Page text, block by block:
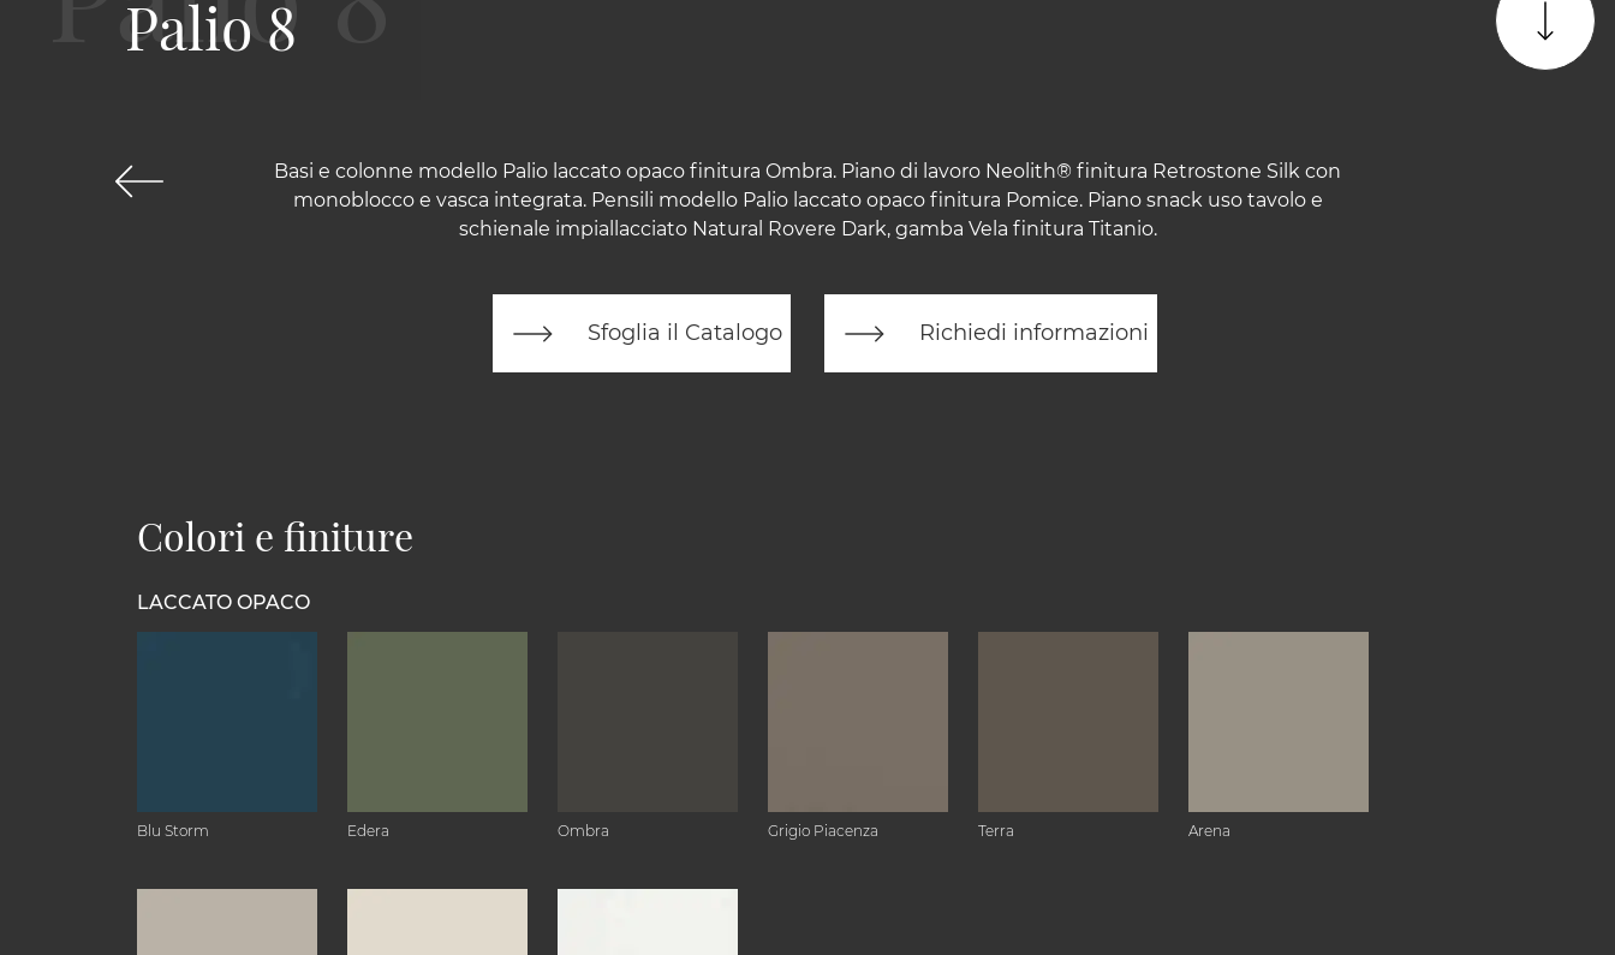
Basi e colonne modello Palio laccato opaco finitura Ombra. Piano di lavoro Neolith® finitura Retrostone Silk con
monoblocco e vasca integrata. Pensili modello Palio laccato opaco finitura Pomice. Piano snack uso tavolo e
schienale impiallacciato Natural Rovere Dark, gamba Vela finitura Titanio.
Sfoglia il Catalogo Richiedi informazioni
Palio 8
Colori e finiture
LACCATO OPACO
Blu Storm Edera Ombra Grigio Piacenza Terra Arena